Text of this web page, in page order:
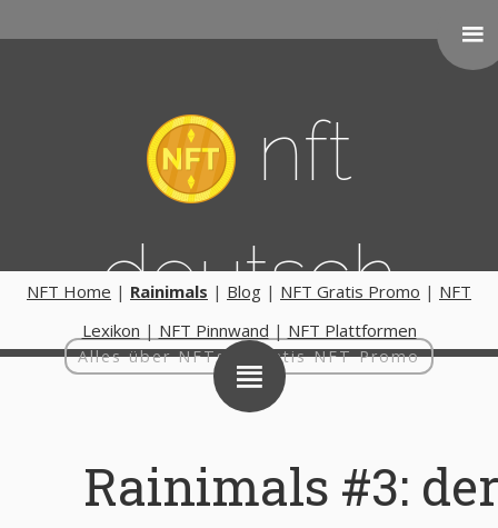
nft
deutsch
Alles über NFTs | Gratis NFT Promo
NFT Home | Rainimals | Blog | NFT Gratis Promo | NFT
Lexikon | NFT Pinnwand | NFT Plattformen
Rainimals #3: